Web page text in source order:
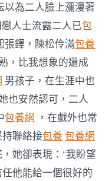
以為二人臉上瀰漫著
人士流露二人已包
張鐸，陳松伶滿包養
，比我想象的還成
男孩子，在生涯中也
也安然認可，二人
包養網 ，在戲外也常
聯絡接包養 包養網
她卻表現：“我盼望
他能給一個很好的